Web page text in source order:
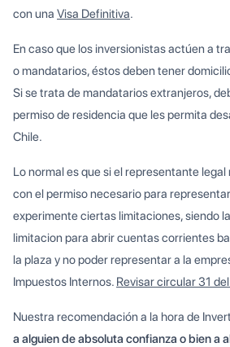
con una Visa Definitiva.
En caso que los inversionistas actúen a
o mandatarios, éstos deben tener
Si se trata de mandatarios extranjeros,
permiso de residencia que les permita
Chile.
Lo normal es que si el representante
con el permiso necesario para
experimente ciertas limitaciones, siendo
limitacion para abrir cuentas corrientes
la plaza y no poder representar a la
Impuestos Internos. Revisar circular 31
Nuestra recomendación a la hora de
a alguien de absoluta confianza o bien a